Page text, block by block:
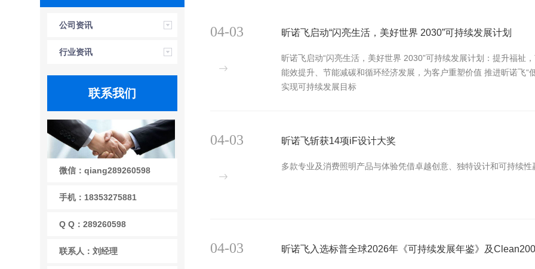
公司资讯
行业资讯
联系我们
微信：qiang289260598
手机：18353275881
Q Q：289260598
联系人：刘经理
昕诺飞启动“闪亮生活，美好世界 2030”可持续发展计划
昕诺飞启动“闪亮生活，美好世界 2030”可持续发展计划：提升福祉
能效提升、节能减碳和循环经济发展，为客户重塑价值 推进昕诺飞“
实现可持续发展目标
04-03
昕诺飞斩获14项iF设计大奖
多款专业及消费照明产品与体验凭借卓越创意、独特设计和可持续性
04-03
昕诺飞入选标普全球2026年《可持续发展年鉴》及
04-03